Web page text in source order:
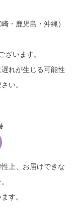
・鹿児島・沖縄）
います。
れが生じる可能性
い。
上、お届けできな
す。